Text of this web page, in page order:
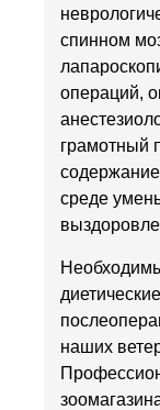
спинном
операций,
грамотный
среде
наших